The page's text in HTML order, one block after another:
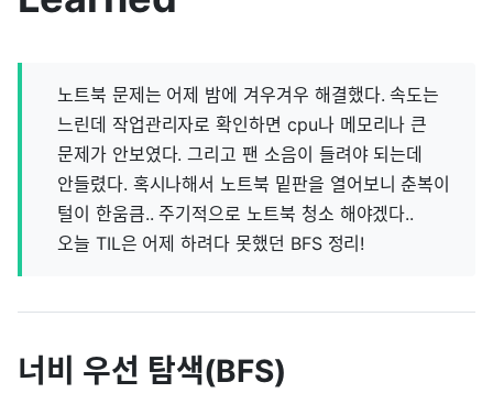
노트북 문제는 어제 밤에 겨우겨우 해결했다. 속도는
느린데 작업관리자로 확인하면 cpu나 메모리나 큰
문제가 안보였다. 그리고 팬 소음이 들려야 되는데
안들렸다. 혹시나해서 노트북 밑판을 열어보니 춘복이
털이 한움큼.. 주기적으로 노트북 청소 해야겠다..
오늘 TIL은 어제 하려다 못했던 BFS 정리!
너비 우선 탐색(BFS)